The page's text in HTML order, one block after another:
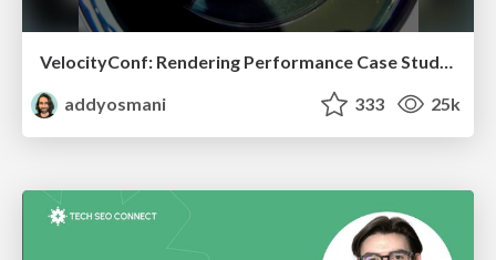
addyosmani
333 25k